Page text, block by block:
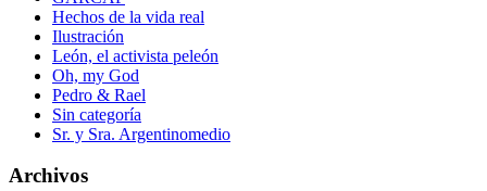
Hechos de la vida real
Ilustración
León, el activista peleón
Oh, my God
Pedro & Rael
Sin categoría
Sr. y Sra. Argentinomedio
Archivos